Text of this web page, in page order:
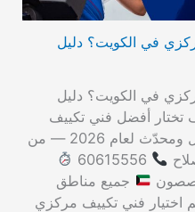
في الكويت؟ دليل
في الكويت؟ دليل
| 60615556 كيف تختار أفضل فني تكييف
مركزي في الكويت؟ دليل شامل ومحدّث لعام 2026 — من
جميع مناطق
اختيار فني تكييف مركزي